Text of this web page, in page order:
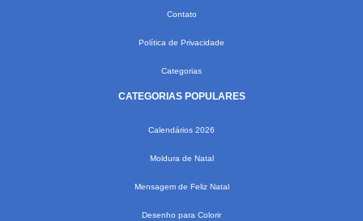
Contato
Política de Privacidade
Categorias
CATEGORIAS POPULARES
Calendários 2026
Moldura de Natal
Mensagem de Feliz Natal
Desenho para Colorir